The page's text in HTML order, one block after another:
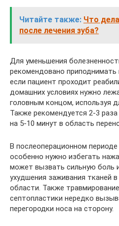
Читайте также: Что
после лечения зуба?
Для уменьшения
рекомендовано приподнимать
если пациент проходит
домашних условиях нужно
головным концом, используя
Также рекомендуется 2-3
на 5-10 минут в область
В послеоперационном
особенно нужно избегать
может вызвать сильную боль
ухудшения заживания тканей
области. Также
септопластики нередко
перегородки носа на сторону.